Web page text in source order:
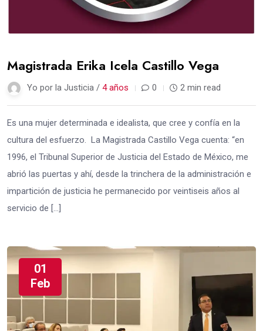
Magistrada Erika Icela Castillo Vega
Yo por la Justicia / 4 años 0 2 min read
Es una mujer determinada e idealista, que cree y confía en la
cultura del esfuerzo. La Magistrada Castillo Vega cuenta: “en
1996, el Tribunal Superior de Justicia del Estado de México, me
abrió las puertas y ahí, desde la trinchera de la administración e
impartición de justicia he permanecido por veintiseis años al
servicio de […]
01
Feb